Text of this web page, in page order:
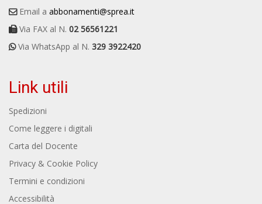
Email a abbonamenti@sprea.it
Via FAX al N. 02 56561221
Via WhatsApp al N. 329 3922420
Link utili
Spedizioni
Come leggere i digitali
Carta del Docente
Privacy & Cookie Policy
Termini e condizioni
Accessibilità